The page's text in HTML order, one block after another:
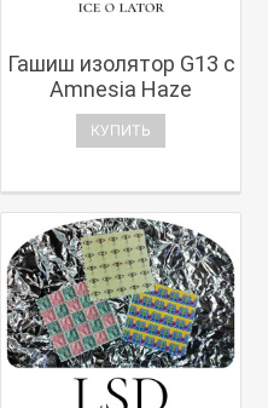
Гашиш изолятор G13 с
Amnesia Haze
КУПИТЬ